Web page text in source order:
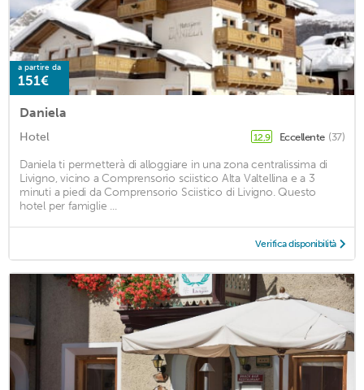
a partire da
151€
Daniela
Hotel 12,9 Eccellente (37)
Daniela ti permetterà di alloggiare in una zona centralissima di
Livigno, vicino a Comprensorio sciistico Alta Valtellina e a 3
minuti a piedi da Comprensorio Sciistico di Livigno. Questo
hotel per famiglie ...
Verifica disponibilità